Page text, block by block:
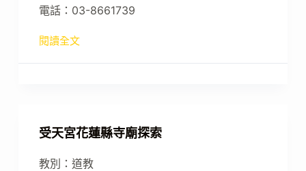
電話：03-8661739
閱讀全文
受天宮花蓮縣寺廟探索
教別：道教